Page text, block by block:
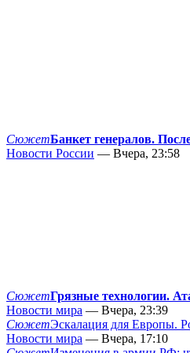
СюжетБанкет генералов.
Новости России — Вчера, 23:58
СюжетГрязные технологии.
Новости мира — Вчера, 23:39
СюжетЭскалация для Европы.
Новости мира — Вчера, 17:10